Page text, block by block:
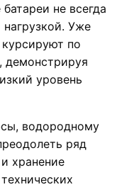
не всегда
Уже
по
демонстрируя
уровень
водородному
ряд
хранение